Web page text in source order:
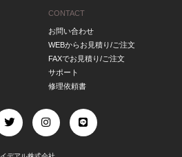
CONTACT
お問い合わせ
WEBからお見積り/ご注文
FAXでお見積り/ご注文
サポート
修理依頼書